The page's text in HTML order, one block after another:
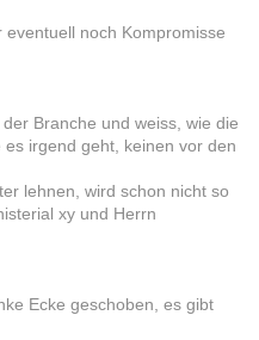
noch Kompromisse
Branche und weiss, wie die
irgend geht, keinen vor den
lehnen, wird schon nicht so
xy und Herrn
Ecke geschoben, es gibt